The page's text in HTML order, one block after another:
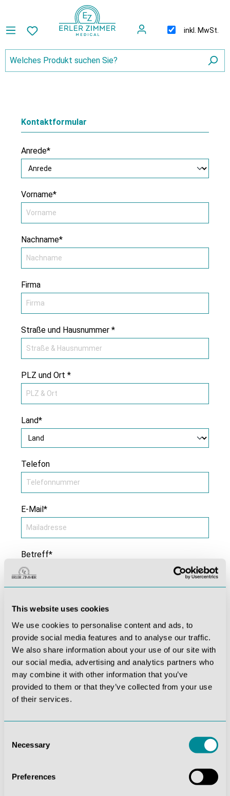
This website uses cookies
We use cookies to personalise content and ads, to
provide social media features and to analyse our traffic.
We also share information about your use of our site with
our social media, advertising and analytics partners who
may combine it with other information that you’ve
provided to them or that they’ve collected from your use
of their services.
Selection
Necessary
Preferences
inkl. MwSt.
Kontaktformular
Anrede*
Vorname*
Nachname*
Firma
Straße und Hausnummer *
PLZ und Ort *
Land*
Telefon
E-Mail*
Betreff*
Die mit einem Stern (*) markierten Felder sind
Nutzungsbedingungen
Ich habe die
gelesen und bin mit